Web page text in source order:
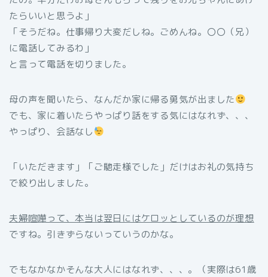
たらいいと思うよ」
「そうだね。仕事帰り大変だしね。ごめんね。〇〇（兄）
に電話してみるわ」
と言って電話を切りました。
母の声を聞いたら、なんだか家に帰る勇気が出ました
でも、家に着いたらやっぱり話をする気にはなれず、、、
やっぱり、会話なし
「いただきます」「ご馳走様でした」だけはお礼の気持ち
で絞り出しました。
夫婦喧嘩って、本当は翌日にはケロッとしているのが理想
ですね。引きずらないっていうのかな。
でもなかなかそんな大人にはなれず、、、。（実際は61歳